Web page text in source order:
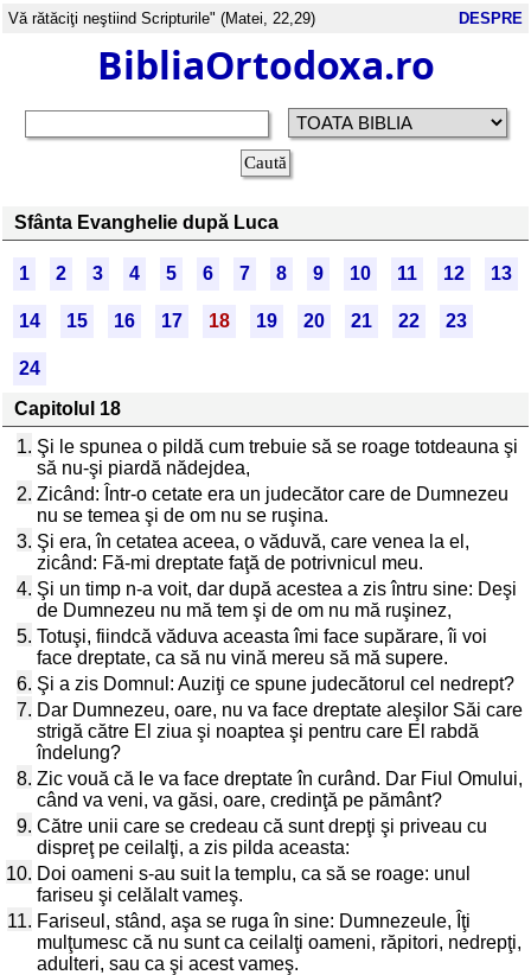
Vă rătăciţi neştiind Scripturile" (Matei, 22,29) DESPRE
BibliaOrtodoxa.ro
Sfânta Evanghelie după Luca
1 2 3 4 5 6 7 8 9 10 11 12 13
14 15 16 17 18 19 20 21 22 23
24
Capitolul 18
1. Şi le spunea o pildă cum trebuie să se roage totdeauna şi
să nu-şi piardă nădejdea,
2. Zicând: Într-o cetate era un judecător care de Dumnezeu
nu se temea şi de om nu se ruşina.
3. Şi era, în cetatea aceea, o văduvă, care venea la el,
zicând: Fă-mi dreptate faţă de potrivnicul meu.
4. Şi un timp n-a voit, dar după acestea a zis întru sine: Deşi
de Dumnezeu nu mă tem şi de om nu mă ruşinez,
5. Totuşi, fiindcă văduva aceasta îmi face supărare, îi voi
face dreptate, ca să nu vină mereu să mă supere.
6. Şi a zis Domnul: Auziţi ce spune judecătorul cel nedrept?
7. Dar Dumnezeu, oare, nu va face dreptate aleşilor Săi care
strigă către El ziua şi noaptea şi pentru care El rabdă
îndelung?
8. Zic vouă că le va face dreptate în curând. Dar Fiul Omului,
când va veni, va găsi, oare, credinţă pe pământ?
9. Către unii care se credeau că sunt drepţi şi priveau cu
dispreţ pe ceilalţi, a zis pilda aceasta:
10. Doi oameni s-au suit la templu, ca să se roage: unul
fariseu şi celălalt vameş.
11. Fariseul, stând, aşa se ruga în sine: Dumnezeule, Îţi
mulţumesc că nu sunt ca ceilalţi oameni, răpitori, nedrepţi,
adulteri, sau ca şi acest vameş.